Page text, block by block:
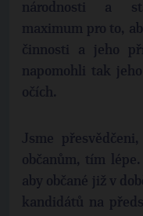
národnosti a
maximum pro to,
činnosti a jeho
napomohli tak
očích.
Jsme
občanům, tím
aby občané již v
kandidátů na